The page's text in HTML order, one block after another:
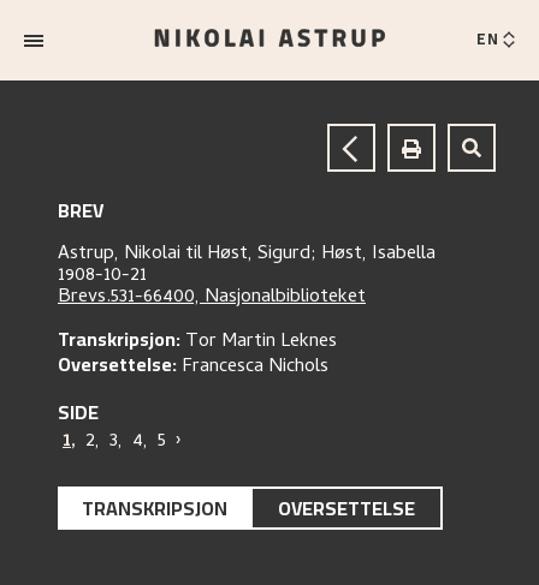
EN
BREV
Astrup, Nikolai tilHøst, Sigurd; Høst, Isabella
1908-10-21
Brevs.531-66400, Nasjonalbiblioteket
Transkripsjon:Tor Martin Leknes
Oversettelse:Francesca Nichols
SIDE
1, 2, 3, 4, 5 ›
TRANSKRIPSJON OVERSETTELSE